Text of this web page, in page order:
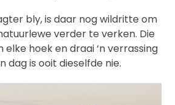
bly, is daar nog wildritte om
verder te verken. Die
elke hoek en draai ‘n verrassing
dag is ooit dieselfde nie.